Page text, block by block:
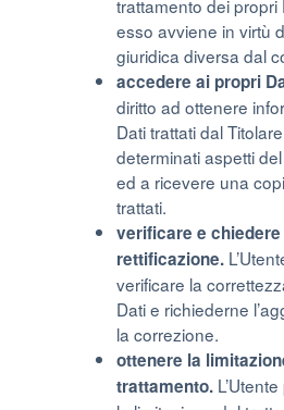
trattamento dei propri
esso avviene in virtù
giuridica diversa dal
accedere ai propri
diritto ad ottenere
Dati trattati dal
determinati aspetti
ed a ricevere una
trattati.
verificare e chiedere
rettificazione.
verificare la
Dati e richiederne
la correzione.
ottenere la
trattamento.